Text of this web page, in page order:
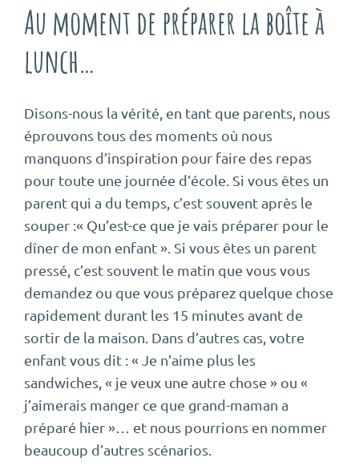
Au moment de préparer la boîte à
lunch…
Disons-nous la vérité, en tant que parents, nous
éprouvons tous des moments où nous
manquons d’inspiration pour faire des repas
pour toute une journée d’école. Si vous êtes un
parent qui a du temps, c’est souvent après le
souper :« Qu’est-ce que je vais préparer pour le
dîner de mon enfant ». Si vous êtes un parent
pressé, c’est souvent le matin que vous vous
demandez ou que vous préparez quelque chose
rapidement durant les 15 minutes avant de
sortir de la maison. Dans d’autres cas, votre
enfant vous dit : « Je n’aime plus les
sandwiches, « je veux une autre chose » ou «
j’aimerais manger ce que grand-maman a
préparé hier »… et nous pourrions en nommer
beaucoup d’autres scénarios.